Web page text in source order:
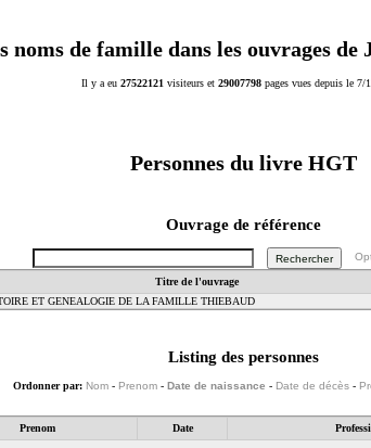
noms de famille dans les ouvrages
Il y a eu 27522121 visiteurs et 29007798 pages vues depuis le 7/
Personnes du livre HGT
Ouvrage de référence
Titre de l'ouvrage
ET GENEALOGIE DE LA FAMILLE THIEBAUD
Listing des personnes
Ordonner par: Nom- Prenom- Date de naissance - Date de décès-
Prenom Date